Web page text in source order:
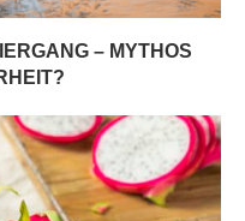
– MYTHOS